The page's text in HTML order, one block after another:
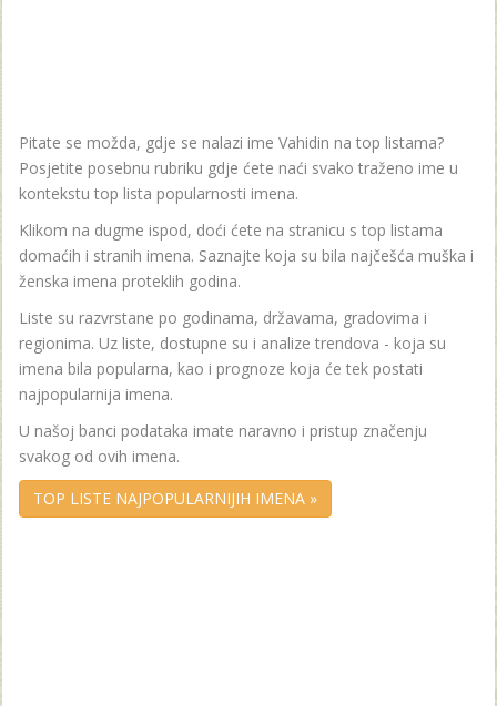
Pitate se možda, gdje se nalazi ime Vahidin na top listama?
Posjetite posebnu rubriku gdje ćete naći svako traženo ime u
kontekstu top lista popularnosti imena.
Klikom na dugme ispod, doći ćete na stranicu s top listama
domaćih i stranih imena. Saznajte koja su bila najčešća muška i
ženska imena proteklih godina.
Liste su razvrstane po godinama, državama, gradovima i
regionima. Uz liste, dostupne su i analize trendova - koja su
imena bila popularna, kao i prognoze koja će tek postati
najpopularnija imena.
U našoj banci podataka imate naravno i pristup značenju
svakog od ovih imena.
TOP LISTE NAJPOPULARNIJIH IMENA »